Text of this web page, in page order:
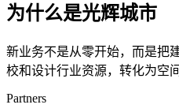
为什么是光辉城市
新业务不是从零开始，而是把
校和设计行业资源，转化为空
Partners